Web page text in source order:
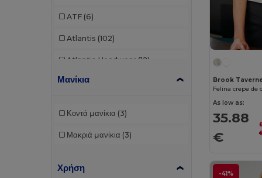
ATF (6)
Atlantis (102)
Atlantis Headwear (12)
AWDis
B&C Pro
Μανίκια
Κοντά μανίκια (3)
Μακριά μανίκια (3)
Χρήση
Brook
Felina crepe de
As low as:
35.88
€
-41%